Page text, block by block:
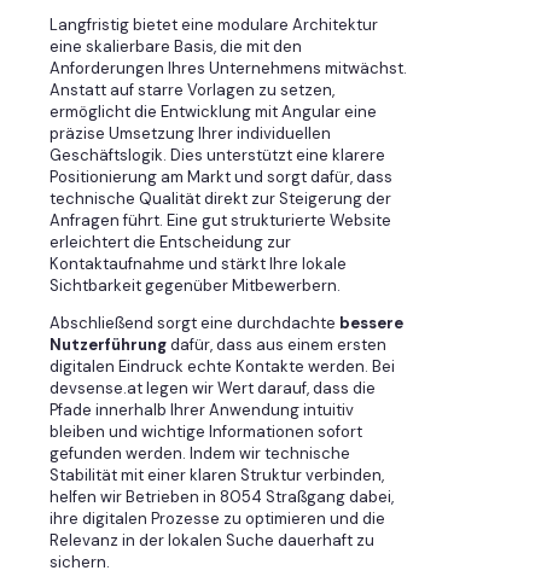
Langfristig bietet eine modulare Architektur
eine skalierbare Basis, die mit den
Anforderungen Ihres Unternehmens mitwächst.
Anstatt auf starre Vorlagen zu setzen,
ermöglicht die Entwicklung mit Angular eine
präzise Umsetzung Ihrer individuellen
Geschäftslogik. Dies unterstützt eine klarere
Positionierung am Markt und sorgt dafür, dass
technische Qualität direkt zur Steigerung der
Anfragen führt. Eine gut strukturierte Website
erleichtert die Entscheidung zur
Kontaktaufnahme und stärkt Ihre lokale
Sichtbarkeit gegenüber Mitbewerbern.
Abschließend sorgt eine durchdachte bessere
Nutzerführungdafür, dass aus einem ersten
digitalen Eindruck echte Kontakte werden. Bei
devsense.at legen wir Wert darauf, dass die
Pfade innerhalb Ihrer Anwendung intuitiv
bleiben und wichtige Informationen sofort
gefunden werden. Indem wir technische
Stabilität mit einer klaren Struktur verbinden,
helfen wir Betrieben in 8054 Straßgang dabei,
ihre digitalen Prozesse zu optimieren und die
Relevanz in der lokalen Suche dauerhaft zu
sichern.